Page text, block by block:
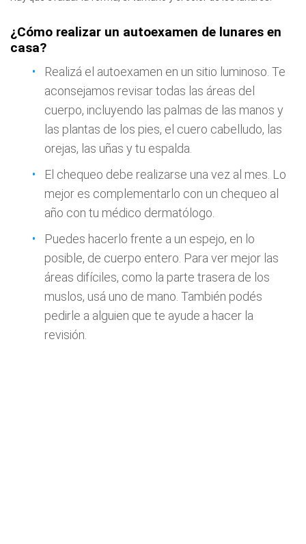
¿Cómo realizar un autoexamen de lunares en
casa?
Realizá el autoexamen en un sitio luminoso. Te
aconsejamos revisar todas las áreas del
cuerpo, incluyendo las palmas de las manos y
las plantas de los pies, el cuero cabelludo, las
orejas, las uñas y tu espalda.
El chequeo debe realizarse una vez al mes. Lo
mejor es complementarlo con un chequeo al
año con tu médico dermatólogo.
Puedes hacerlo frente a un espejo, en lo
posible, de cuerpo entero. Para ver mejor las
áreas difíciles, como la parte trasera de los
muslos, usá uno de mano. También podés
pedirle a alguien que te ayude a hacer la
revisión.